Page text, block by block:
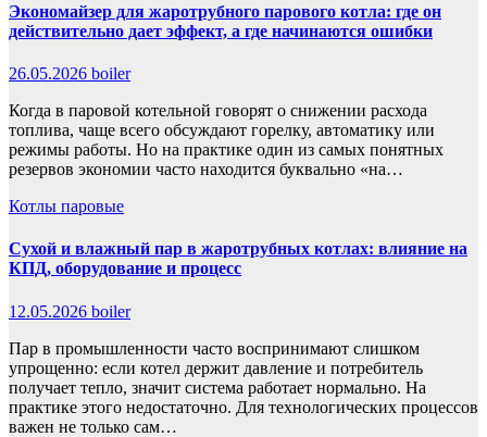
Экономайзер для жаротрубного парового котла: где он
действительно дает эффект, а где начинаются ошибки
26.05.2026 boiler
Когда в паровой котельной говорят о снижении расхода
топлива, чаще всего обсуждают горелку, автоматику или
режимы работы. Но на практике один из самых понятных
резервов экономии часто находится буквально «на…
Котлы паровые
Сухой и влажный пар в жаротрубных котлах: влияние на
КПД, оборудование и процесс
12.05.2026 boiler
Пар в промышленности часто воспринимают слишком
упрощенно: если котел держит давление и потребитель
получает тепло, значит система работает нормально. На
практике этого недостаточно. Для технологических процессов
важен не только сам…